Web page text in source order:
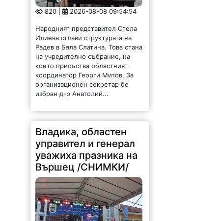
820 | 2026-08-08 09:54:54
Народният представител Стела
Илиева оглави структурата на
Радев в Бяла Слатина. Това стана
на учредително събрание, на
което присъства областният
координатор Георги Митов. За
организационен секретар бе
избран д-р Анатолий...
Владика, областен
управител и генерал
уважиха празника на
Вършец /СНИМКИ/